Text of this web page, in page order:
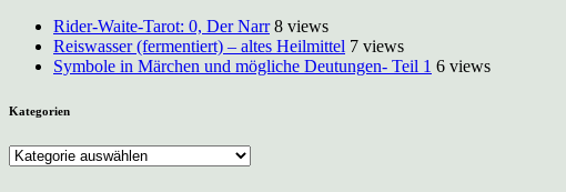
Rider-Waite-Tarot: 0, Der Narr 8 views
Reiswasser (fermentiert) – altes Heilmittel 7 views
Symbole in Märchen und mögliche Deutungen- Teil 1 6 views
Kategorien
Kategorien